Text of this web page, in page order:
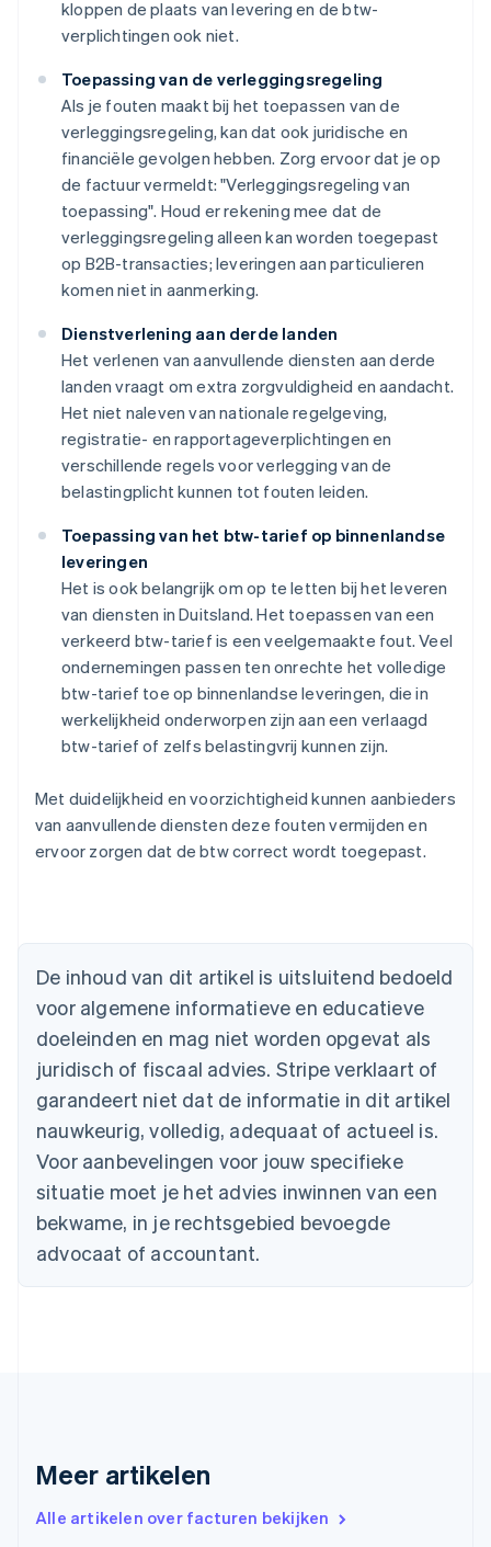
kloppen de plaats van levering en de btw-
verplichtingen ook niet.
Toepassing van de verleggingsregeling
Als je fouten maakt bij het toepassen van de
verleggingsregeling, kan dat ook juridische en
financiële gevolgen hebben. Zorg ervoor dat je op
de factuur vermeldt: "Verleggingsregeling van
toepassing". Houd er rekening mee dat de
verleggingsregeling alleen kan worden toegepast
op B2B-transacties; leveringen aan particulieren
komen niet in aanmerking.
Dienstverlening aan derde landen
Het verlenen van aanvullende diensten aan derde
landen vraagt om extra zorgvuldigheid en aandacht.
Het niet naleven van nationale regelgeving,
registratie- en rapportageverplichtingen en
verschillende regels voor verlegging van de
belastingplicht kunnen tot fouten leiden.
Toepassing van het btw-tarief op binnenlandse
leveringen
Het is ook belangrijk om op te letten bij het leveren
van diensten in Duitsland. Het toepassen van een
verkeerd btw-tarief is een veelgemaakte fout. Veel
ondernemingen passen ten onrechte het volledige
btw-tarief toe op binnenlandse leveringen, die in
werkelijkheid onderworpen zijn aan een verlaagd
btw-tarief of zelfs belastingvrij kunnen zijn.
Met duidelijkheid en voorzichtigheid kunnen aanbieders
van aanvullende diensten deze fouten vermijden en
ervoor zorgen dat de btw correct wordt toegepast.
De inhoud van dit artikel is uitsluitend bedoeld
voor algemene informatieve en educatieve
doeleinden en mag niet worden opgevat als
juridisch of fiscaal advies. Stripe verklaart of
garandeert niet dat de informatie in dit artikel
nauwkeurig, volledig, adequaat of actueel is.
Voor aanbevelingen voor jouw specifieke
situatie moet je het advies inwinnen van een
bekwame, in je rechtsgebied bevoegde
advocaat of accountant.
Meer artikelen
Alle artikelen over facturen bekijken
Australië
English
België
Nederlands Français Deutsch English
Brazilië
PortuguêsEnglish
Bulgarije
Canada
EnglishFrançais
Cyprus
English
Denemarken
FrançaisEnglish
Gibraltar
English